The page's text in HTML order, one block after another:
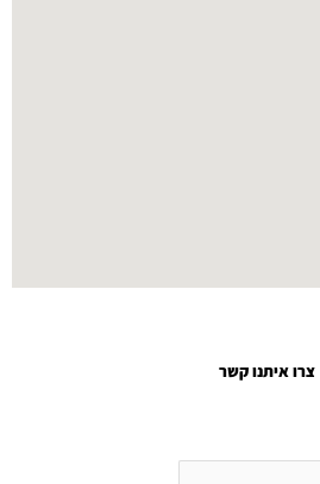
צרו איתנו קשר